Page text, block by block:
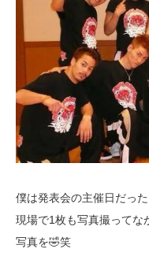
僕は発表会の主催日だっ
現場で1枚も写真撮ってな
写真を🤣笑